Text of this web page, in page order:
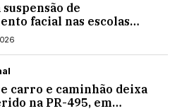
suspensão de
facial nas escolas
carro e caminhão deixa
na PR-495, em